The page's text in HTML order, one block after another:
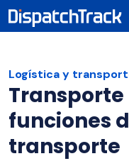
Logística y
Transporte
funciones
transporte